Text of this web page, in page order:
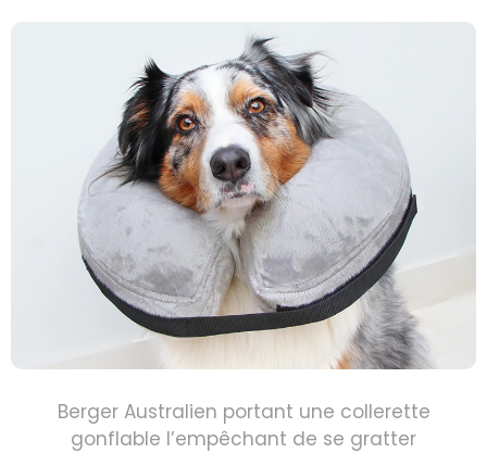
Berger Australien portant une collerette
gonflable l’empêchant de se gratter